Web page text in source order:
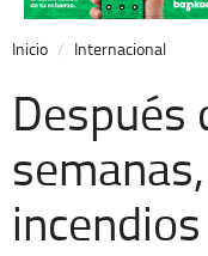
Nacional
Opinión
Cronos
Economía
Espectáculos
Inicio Internacional
Después